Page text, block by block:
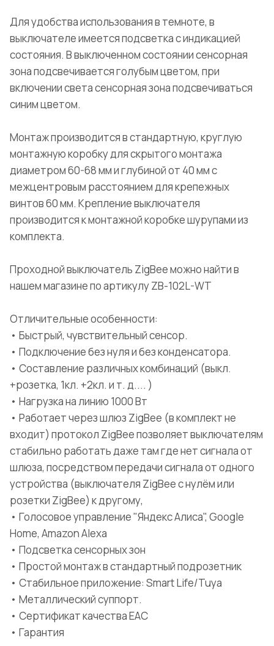
Для удобства использования в темноте, в
выключателе имеется подсветка с индикацией
состояния. В выключенном состоянии сенсорная
зона подсвечивается голубым цветом, при
включении света сенсорная зона подсвечиваться
синим цветом.
Монтаж производится в стандартную, круглую
монтажную коробку для скрытого монтажа
диаметром 60-68 мм и глубиной от 40 мм с
межцентровым расстоянием для крепежных
винтов 60 мм. Крепление выключателя
производится к монтажной коробке шурупами из
комплекта.
Проходной выключатель ZigBee можно найти в
нашем магазине по артикулу ZB-102L-WT
Отличительные особенности:
• Быстрый, чувствительный сенсор.
• Подключение без нуля и без конденсатора.
• Составление различных комбинаций (выкл.
+розетка, 1кл. +2кл. и т. д.... )
• Нагрузка на линию 1000 Вт
• Работает через шлюз ZigBee (в комплект не
входит) протокол ZigBee позволяет выключателям
стабильно работать даже там где нет сигнала от
шлюза, посредством передачи сигнала от одного
устройства (выключателя ZigBee с нулём или
розетки ZigBee) к другому,
• Голосовое управление "Яндекс Алиса", Google
Home, Amazon Alexa
• Подсветка сенсорных зон
• Простой монтаж в стандартный подрозетник
• Стабильное приложение: Smart Life/Tuya
• Металлический суппорт.
• Сертификат качества ЕАС
• Гарантия